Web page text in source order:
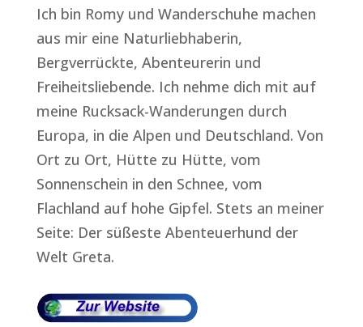
Ich bin Romy und Wanderschuhe machen
aus mir eine Naturliebhaberin,
Bergverrückte, Abenteurerin und
Freiheitsliebende. Ich nehme dich mit auf
meine Rucksack-Wanderungen durch
Europa, in die Alpen und Deutschland. Von
Ort zu Ort, Hütte zu Hütte, vom
Sonnenschein in den Schnee, vom
Flachland auf hohe Gipfel. Stets an meiner
Seite: Der süßeste Abenteuerhund der
Welt Greta.